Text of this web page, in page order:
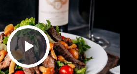
Play Video